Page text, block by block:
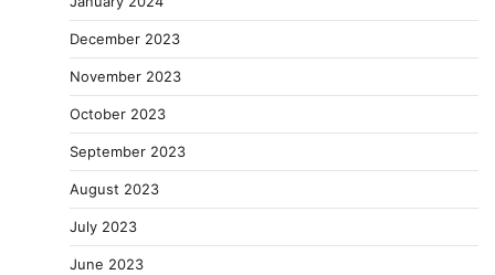
December 2023
November 2023
October 2023
September 2023
August 2023
July 2023
June 2023